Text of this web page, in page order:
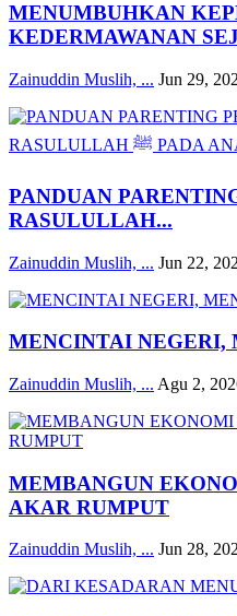
MENUMBUHKAN
KEDERMAWANAN
Zainuddin Muslih, ... Jun 29,
PANDUAN
RASULULLAH...
Zainuddin Muslih, ... Jun 22,
MENCINTAI
Zainuddin Muslih, ... Agu 2,
MEMBANGUN
AKAR RUMPUT
Zainuddin Muslih, ... Jun 28,